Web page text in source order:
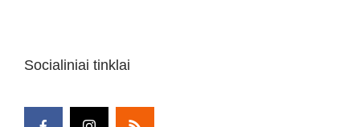
Socialiniai tinklai